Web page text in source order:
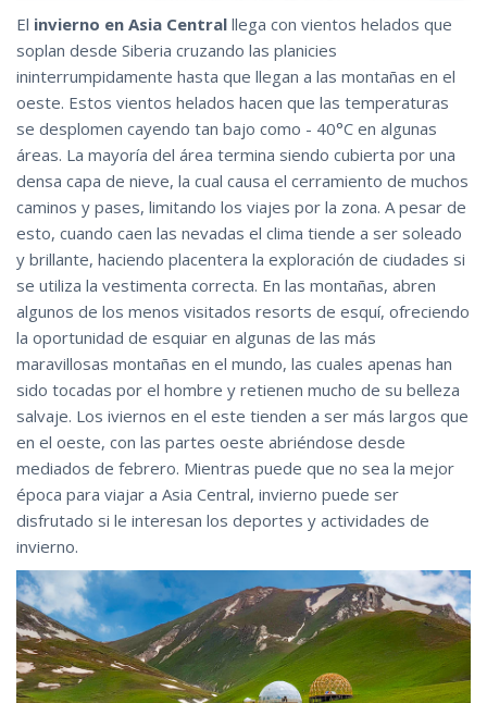
El invierno en Asia Central llega con vientos helados que
soplan desde Siberia cruzando las planicies
ininterrumpidamente hasta que llegan a las montañas en el
oeste. Estos vientos helados hacen que las temperaturas
se desplomen cayendo tan bajo como - 40°C en algunas
áreas. La mayoría del área termina siendo cubierta por una
densa capa de nieve, la cual causa el cerramiento de muchos
caminos y pases, limitando los viajes por la zona. A pesar de
esto, cuando caen las nevadas el clima tiende a ser soleado
y brillante, haciendo placentera la exploración de ciudades si
se utiliza la vestimenta correcta. En las montañas, abren
algunos de los menos visitados resorts de esquí, ofreciendo
la oportunidad de esquiar en algunas de las más
maravillosas montañas en el mundo, las cuales apenas han
sido tocadas por el hombre y retienen mucho de su belleza
salvaje. Los iviernos en el este tienden a ser más largos que
en el oeste, con las partes oeste abriéndose desde
mediados de febrero. Mientras puede que no sea la mejor
época para viajar a Asia Central, invierno puede ser
disfrutado si le interesan los deportes y actividades de
invierno.